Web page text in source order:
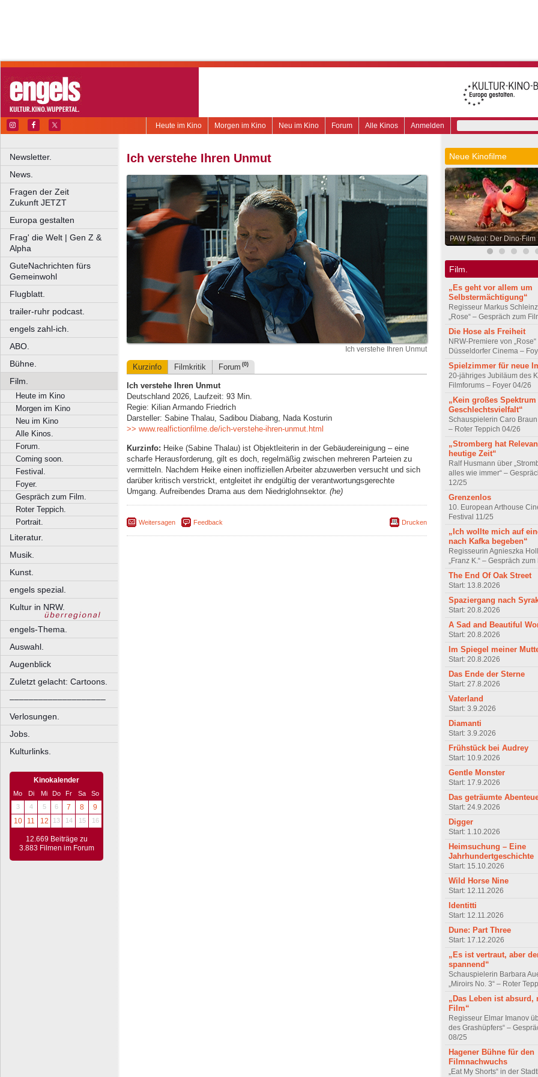
Anmelden
Alle Kinos
Forum
Neu im Kino
Morgen im Kino
Heute im Kino
Newsletter.
News.
Fragen der Zeit
Zukunft JETZT
Europa gestalten
Frag' die Welt | Gen Z &
Alpha
GuteNachrichten fürs
Gemeinwohl
Flugblatt.
trailer-ruhr podcast.
engels zahl-ich.
ABO.
Bühne.
Film.
Heute im Kino
Morgen im Kino
Neu im Kino
Alle Kinos.
Forum.
Coming soon.
Festival.
Foyer.
Gespräch zum Film.
Roter Teppich.
Portrait.
Literatur.
Musik.
Kunst.
engels spezial.
Kultur in NRW.
engels-Thema.
Auswahl.
Augenblick
Zuletzt gelacht: Cartoons.
––––––––––––––––––––
Verlosungen.
Jobs.
Kulturlinks.
Kinokalender
Mo Di Mi Do Fr Sa
So
3
4 5 6 7 8
9
10
11 12 13 14 15 16
12.669 Beiträge zu
3.883 Filmen im Forum
Ich verstehe Ihren Unmut
Ich verstehe Ihren Unmut
Kurzinfo Filmkritik Forum (0)
Ich verstehe Ihren Unmut
Deutschland 2026, Laufzeit: 93 Min.
Regie: Kilian Armando Friedrich
Darsteller: Sabine Thalau, Sadibou Diabang, Nada Kosturin
>> www.realfictionfilme.de/ich-verstehe-ihren-unmut.html
Kurzinfo: Heike (Sabine Thalau) ist Objektleiterin in der Gebäudereinigung – eine
scharfe Herausforderung, gilt es doch, regelmäßig zwischen mehreren Parteien zu
vermitteln. Nachdem Heike einen inoffiziellen Arbeiter abzuwerben versucht und sich
darüber kritisch verstrickt, entgleitet ihr endgültig der verantwortungsgerechte
Umgang. Aufreibendes Drama aus dem Niedriglohnsektor. (he)
Weitersagen Feedback Drucken
Neue Kinofilme
PAW Patrol: Der Dino-Film
Film.
„Es geht vor allem um
Selbstermächtigung“
Regisseur Markus
„Rose“ – Gespräch zum
Die Hose als Freiheit
NRW-Premiere von „Rose“
Düsseldorfer Cinema –
Spielzimmer für neue
20-jähriges Jubiläum des
Filmforums – Foyer 04/26
„Kein großes Spektrum
Geschlechtsvielfalt“
Schauspielerin Caro Braun
– Roter Teppich 04/26
„Stromberg hat
heutige Zeit“
Ralf Husmann über
alles wie immer“ –
12/25
Grenzenlos
10. European Arthouse
Festival 11/25
„Ich wollte mich auf
nach Kafka begeben“
Regisseurin Agnieszka
„Franz K.“ – Gespräch
The End Of Oak Street
Start: 13.8.2026
Spaziergang nach
Start: 20.8.2026
A Sad and Beautiful
Start: 20.8.2026
Im Spiegel meiner
Start: 20.8.2026
Das Ende der Sterne
Start: 27.8.2026
Vaterland
Start: 3.9.2026
Diamanti
Start: 3.9.2026
Frühstück bei Audrey
Start: 10.9.2026
Gentle Monster
Start: 17.9.2026
Das geträumte
Start: 24.9.2026
Digger
Start: 1.10.2026
Heimsuchung – Eine
Jahrhundertgeschichte
Start: 15.10.2026
Wild Horse Nine
Start: 12.11.2026
Identitti
Start: 12.11.2026
Dune: Part Three
Start: 17.12.2026
„Es ist vertraut, aber
spannend“
Schauspielerin Barbara
„Miroirs No. 3“ – Roter
„Das Leben ist absurd,
Film“
Regisseur Elmar Imanov
des Grashüpfers“ –
08/25
Hagener Bühne für den
Filmnachwuchs
„Eat My Shorts“ in der